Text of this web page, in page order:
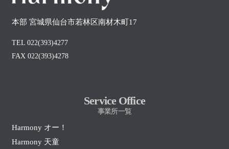
本部 宮城県仙台市若林区南材木町17
TEL 022(393)4277
FAX 022(393)4278
Service Office
事業所一覧
Harmony オー！
Harmony 天童